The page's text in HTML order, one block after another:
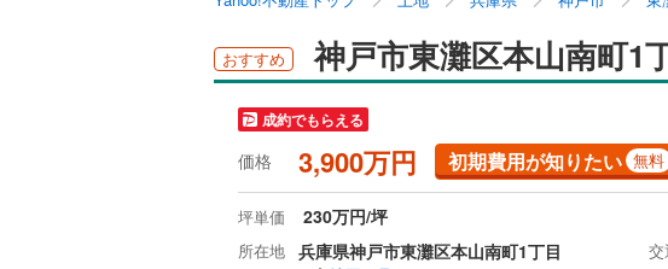
おすすめ 神戸市東灘区本山南町1
成約でもらえる
価格 3,900万円 初期費用が知りたい 無料
坪単価 230万円/坪
所在地 兵庫県神戸市東灘区本山南町1丁目 交